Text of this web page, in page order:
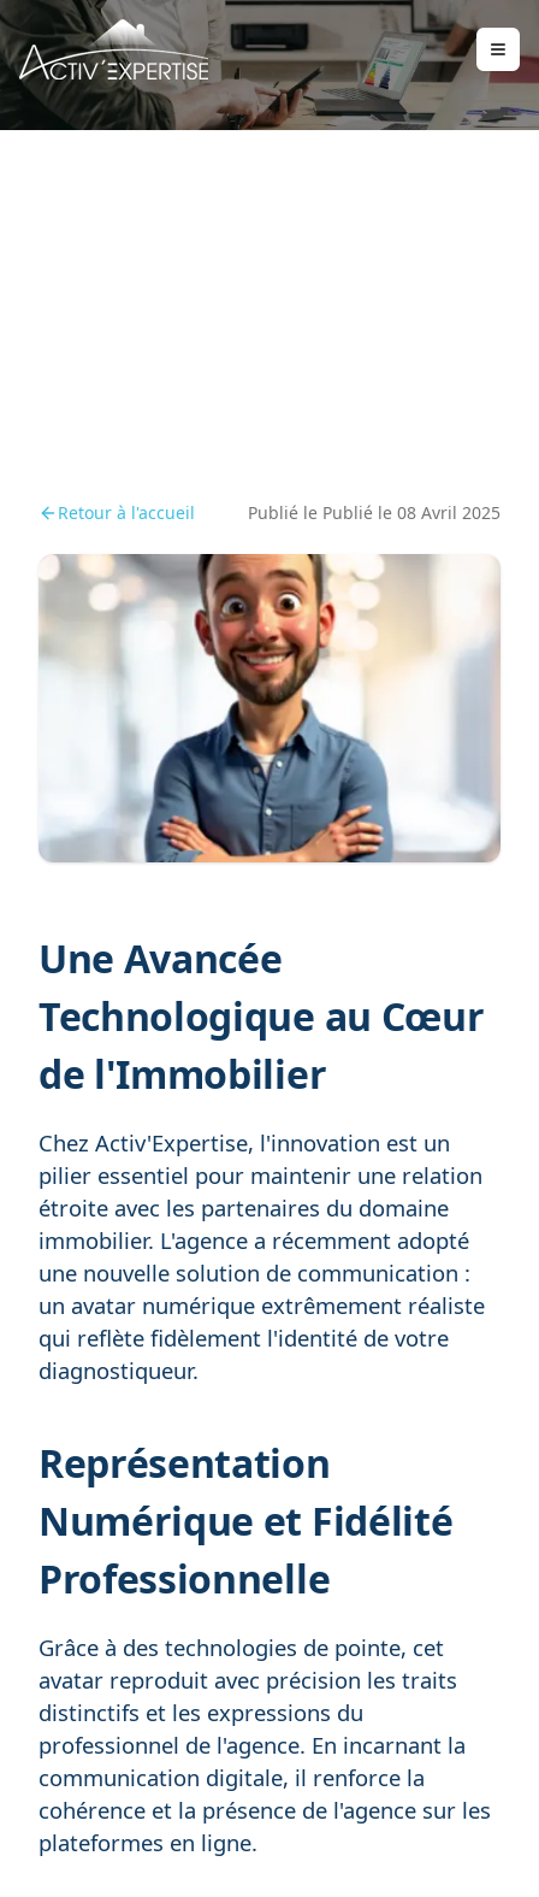
Retour à l'accueil Publié le Publié le 08 Avril 2025
Une Avancée
Technologique au Cœur
de l'Immobilier
Chez Activ'Expertise, l'innovation est un
pilier essentiel pour maintenir une relation
étroite avec les partenaires du domaine
immobilier. L'agence a récemment adopté
une nouvelle solution de communication :
un avatar numérique extrêmement réaliste
qui reflète fidèlement l'identité de votre
diagnostiqueur.
Représentation
Numérique et Fidélité
Professionnelle
Grâce à des technologies de pointe, cet
avatar reproduit avec précision les traits
distinctifs et les expressions du
professionnel de l'agence. En incarnant la
communication digitale, il renforce la
cohérence et la présence de l'agence sur les
plateformes en ligne.